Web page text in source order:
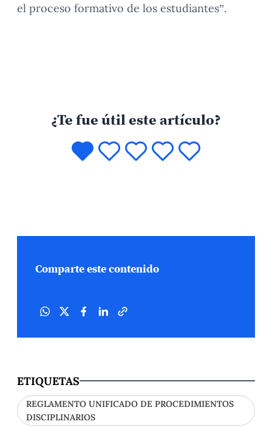
el proceso formativo de los estudiantes”.
¿Te fue útil este artículo?
Comparte este contenido
ETIQUETAS
REGLAMENTO UNIFICADO DE PROCEDIMIENTOS
DISCIPLINARIOS